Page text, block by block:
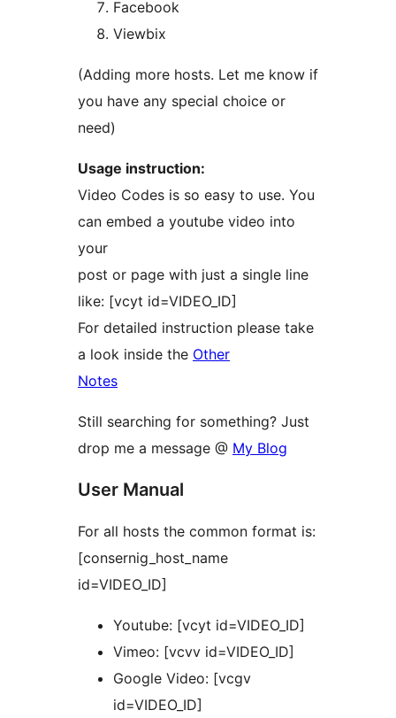
Facebook
Viewbix
(Adding more hosts. Let me know if
you have any special choice or
need)
Usage instruction:
Video Codes is so easy to use. You
can embed a youtube video into
your
post or page with just a single line
like: [vcyt id=VIDEO_ID]
For detailed instruction please take
a look inside the Other
Notes
Still searching for something? Just
drop me a message @ My Blog
User Manual
For all hosts the common format is:
[consernig_host_name
id=VIDEO_ID]
Youtube: [vcyt id=VIDEO_ID]
Vimeo: [vcvv id=VIDEO_ID]
Google Video: [vcgv
id=VIDEO_ID]